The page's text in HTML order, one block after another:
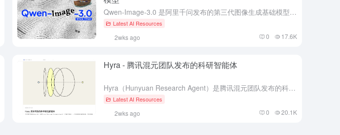
Qwen-Image-3.0 是阿里千问发布的第三代图像生成基础模型，核心主线为"实"，内容丰实、细节真实、知识厚实。模型支持最大 4.5k token 超长文本输入，较前代提升 4.5 倍，可一次性...
Latest AI Resources
2wks ago 0 17.6K
Hyra - 腾讯混元团队发布的科研智能体
Hyra（Hunyuan Research Agent）是腾讯混元团队发布的科研智能体，首个版本为Hyra-1.0，支持递归自我改进（RSI），专为性能导向的研究与工程任务打造 。采用轻量通用框架，通...
Latest AI Resources
2wks ago 0 20.1K